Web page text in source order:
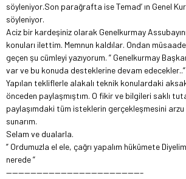
söyleniyor.Son parağrafta ise Temad’ ın Genel
söyleniyor.
Aciz bir kardeşiniz olarak Genelkurmay
konuları ilettim. Memnun kaldılar. Ondan
geçen şu cümleyi yazıyorum. ” Genelkurmay
var ve bu konuda desteklerine devam edecekler..”
Yapılan tekliflerle alakalı teknik konulardaki
önceden paylaşmıştım. O fikir ve bilgileri saklı
paylaşımdaki tüm isteklerin gerçekleşmesini arzu
sunarım.
Selam ve dualarla.
” Ordumuzla el ele, çağrı yapalım hükümete
nerede ”
——————————————————————–